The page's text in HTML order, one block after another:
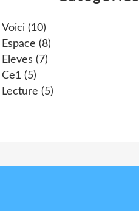
Voici (10)
Espace (8)
Eleves (7)
Ce1 (5)
Lecture (5)